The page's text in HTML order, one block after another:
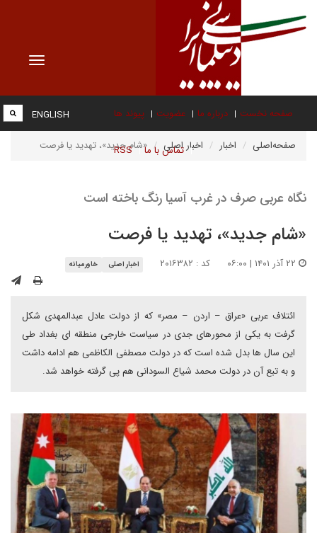
Toggle
صفحه نخست درباره ما عضویت پیوند ها
تماس با ما RSS
ENGLISH
صفحه‌اصلی اخبار اخبار اصلی «شام جدید»، تهدید یا فرصت
نگاه عربی صرف در غرب آسیا رنگ باخته است
«شام جدید»، تهدید یا فرصت
کد : ۲۰۱۶۳۸۲ اخبار اصلی خاورمیانه
ائتلاف عربی «عراق – اردن – مصر» که از دولت عادل عبدالمهدی شکل
گرفت به یکی از محورهای جدی در سیاست خارجی منطقه ای بغداد طی
این سال ها بدل شده است که در دولت مصطفی الکاظمی هم ادامه داشت
و به تبع آن در دولت محمد شیاع السودانی هم پی گرفته خواهد شد.